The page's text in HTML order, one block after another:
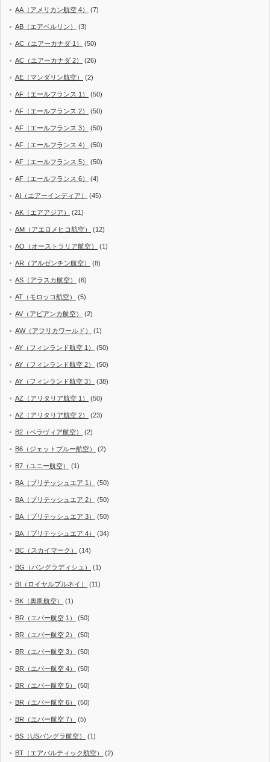
AA（アメリカン航空 4） (7)
AB（エアベルリン） (3)
AC（エアーカナダ 1） (50)
AC（エアーカナダ 2） (26)
AE（マンダリン航空） (2)
AF（エールフランス 1） (50)
AF（エールフランス 2） (50)
AF（エールフランス 3） (50)
AF（エールフランス 4） (50)
AF（エールフランス 5） (50)
AF（エールフランス 6） (4)
AI（エアーインディア） (45)
AK（エアアジア） (21)
AM（アエロメヒコ航空） (12)
AO（オーストラリア航空） (1)
AR（アルゼンチン航空） (8)
AS（アラスカ航空） (6)
AT（モロッコ航空） (5)
AV（アビアンカ航空） (2)
AW（アフリカワールド） (1)
AY（フィンランド航空 1） (50)
AY（フィンランド航空 2） (50)
AY（フィンランド航空 3） (38)
AZ（アリタリア航空 1） (50)
AZ（アリタリア航空 2） (23)
B2（ベラヴィア航空） (2)
B6（ジェットブルー航空） (2)
B7（ユニー航空） (1)
BA（ブリテッシュエア 1） (50)
BA（ブリテッシュエア 2） (50)
BA（ブリテッシュエア 3） (50)
BA（ブリテッシュエア 4） (34)
BC（スカイマーク） (14)
BG（バングラディシュ） (1)
BI（ロイヤルブルネイ） (11)
BK（奥凱航空） (1)
BR（エバー航空 1） (50)
BR（エバー航空 2） (50)
BR（エバー航空 3） (50)
BR（エバー航空 4） (50)
BR（エバー航空 5） (50)
BR（エバー航空 6） (50)
BR（エバー航空 7） (5)
BS（USバングラ航空） (1)
BT（エアバルティック航空） (2)